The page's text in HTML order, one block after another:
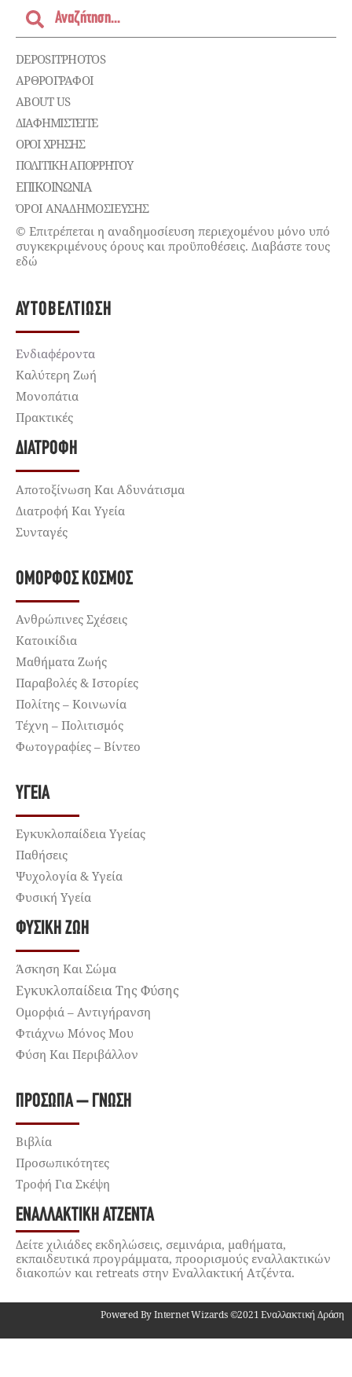
DEPOSITPHOTOS
ΑΡΘΡΟΓΡΑΦΟΙ
ABOUT US
ΔΙΑΦΗΜΙΣΤΕΊΤΕ
ΌΡΟΙ ΧΡΉΣΗΣ
ΠΟΛΙΤΙΚΉ ΑΠΟΡΡΉΤΟΥ
ΕΠΙΚΟΙΝΩΝΊΑ
ΌΡΟΙ ΑΝΑΔΗΜΟΣΙΕΥΣΗΣ
© Επιτρέπεται η αναδημοσίευση περιεχομένου μόνο υπό
συγκεκριμένους όρους και προϋποθέσεις. Διαβάστε τους
εδώ
ΑΥΤΟΒΕΛΤΊΩΣΗ
Ενδιαφέροντα
Καλύτερη Ζωή
Μονοπάτια
Πρακτικές
ΔΙΑΤΡΟΦΉ
Αποτοξίνωση Και Αδυνάτισμα
Διατροφή Και Υγεία
Συνταγές
ΌΜΟΡΦΟΣ ΚΌΣΜΟΣ
Ανθρώπινες Σχέσεις
Κατοικίδια
Μαθήματα Ζωής
Παραβολές & Ιστορίες
Πολίτης – Κοινωνία
Τέχνη – Πολιτισμός
Φωτογραφίες – Βίντεο
ΥΓΕΊΑ
Εγκυκλοπαίδεια Υγείας
Παθήσεις
Ψυχολογία & Υγεία
Φυσική Υγεία
ΦΥΣΙΚΉ ΖΩΉ
Άσκηση Και Σώμα
Εγκυκλοπαίδεια Της Φύσης
Ομορφιά – Αντιγήρανση
Φτιάχνω Μόνος Μου
Φύση Και Περιβάλλον
ΠΡΌΣΩΠΑ – ΓΝΏΣΗ
Βιβλία
Προσωπικότητες
Τροφή Για Σκέψη
ΕΝΑΛΛΑΚΤΙΚΉ ΑΤΖΈΝΤΑ
Δείτε χιλιάδες εκδηλώσεις, σεμινάρια, μαθήματα,
εκπαιδευτικά προγράμματα, προορισμούς εναλλακτικών
διακοπών και retreats στην Εναλλακτική Ατζέντα.
Powered By Internet Wizards ©2021 Εναλλακτική Δράση